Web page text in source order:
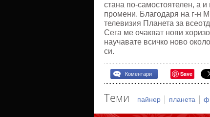
стана по-самостоятелен, а
промени. Благодаря на г-н
телевизия Планета за
Сега ме очакват нови
научавате всичко ново
си.
Коментари Save
Теми пайнер | планета |